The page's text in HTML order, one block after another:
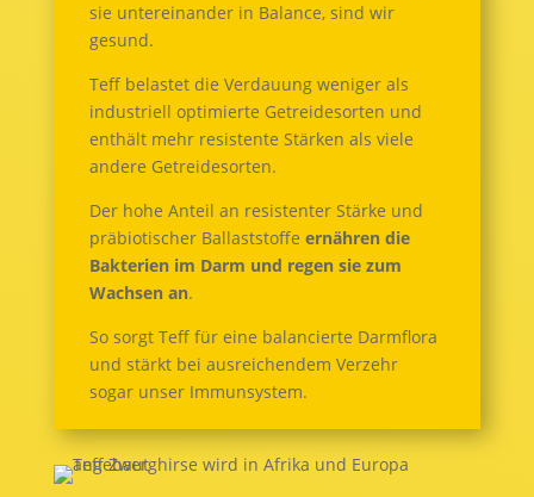
sie untereinander in Balance, sind wir
gesund.
Teff belastet die Verdauung weniger als
industriell optimierte Getreidesorten und
enthält mehr resistente Stärken als viele
andere Getreidesorten.
Der hohe Anteil an resistenter Stärke und
präbiotischer Ballaststoffe ernähren die
Bakterien im Darm und regen sie zum
Wachsen an.
So sorgt Teff für eine balancierte Darmflora
und stärkt bei ausreichendem Verzehr
sogar unser Immunsystem.